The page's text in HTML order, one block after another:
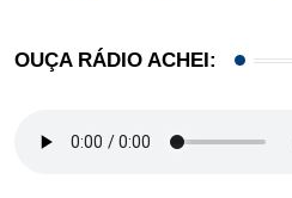
OUÇA RÁDIO ACHEI: